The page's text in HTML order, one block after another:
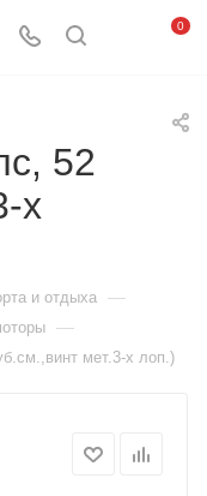
0
52
х
и отдыха —
—
мет.3-х лоп.)